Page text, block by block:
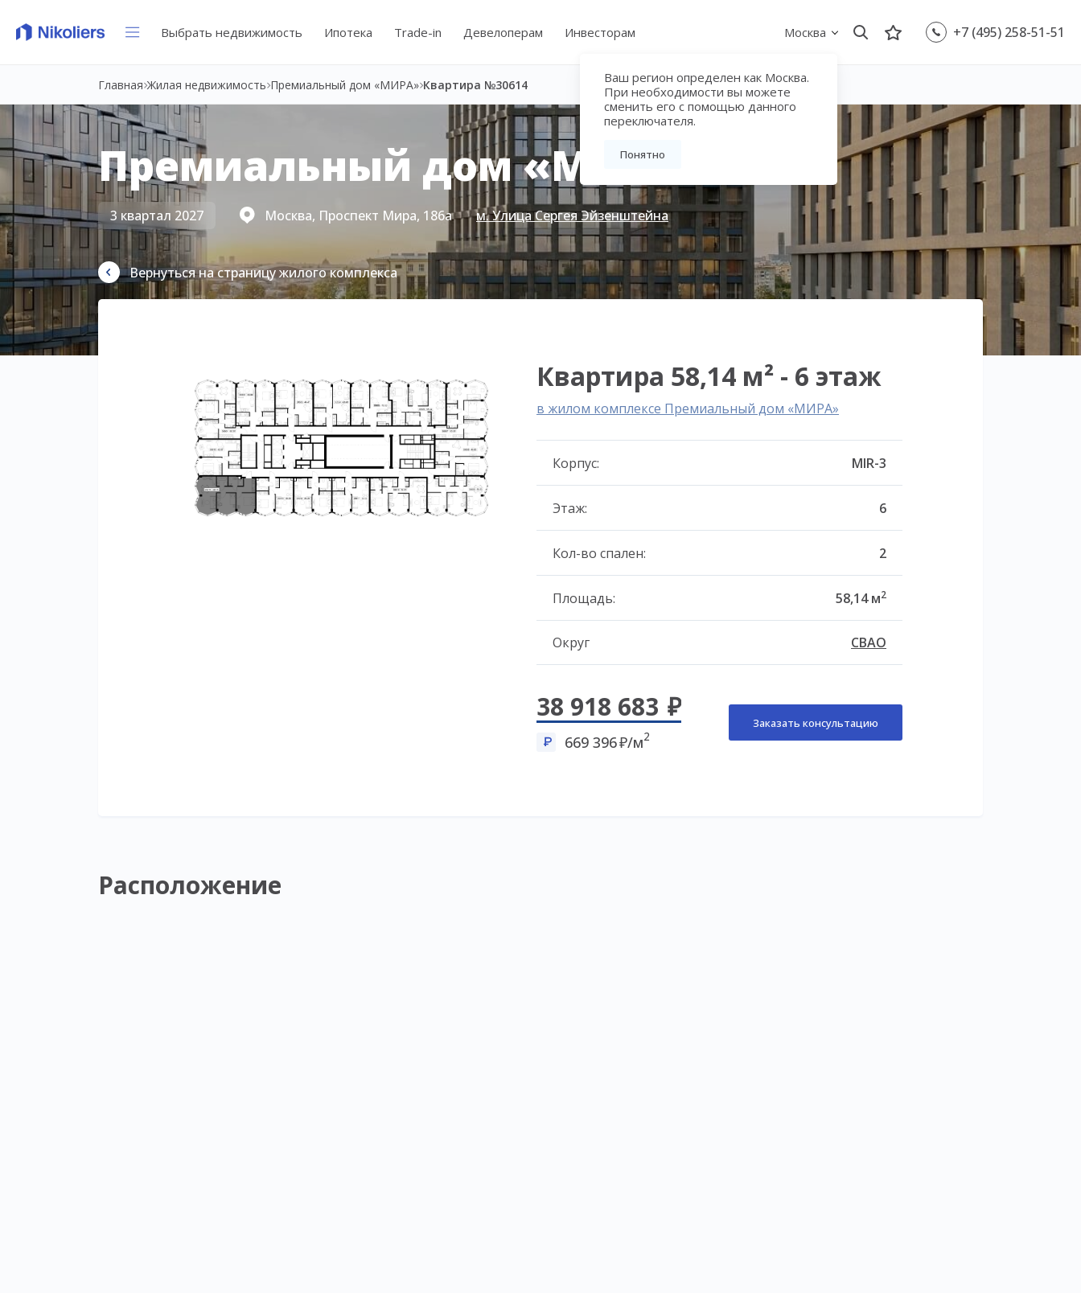
Выбрать недвижимость Ипотека Trade-in Девелоперам Инвесторам Москва
Ваш регион определен как Москва.
При необходимости вы можете
сменить его с помощью данного
переключателя.
Понятно
+7 (495) 258-51-51
Главная Жилая недвижимость Премиальный дом «МИРА» Квартира №30614
Премиальный дом «МИРА»
3 квартал 2027 Москва, Проспект Мира, 186а м. Улица Сергея Эйзенштейна
Вернуться на страницу жилого комплекса
Квартира 58,14 м² - 6 этаж
в жилом комплексе Премиальный дом «МИРА»
Корпус: MIR-3
Этаж: 6
Кол-во спален: 2
Площадь: 58,14 м2
Округ СВАО
38 918 683
669 396 /м2
Заказать консультацию
Расположение